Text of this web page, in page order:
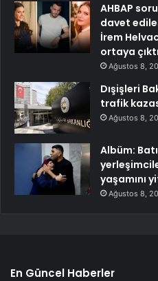
AHBAP
davet
İrem
ortaya çıktı
Ağustos 8,
Dışişleri
trafik
Ağustos 8,
Albüm:
yaşamını
Ağustos 8,
En Güncel Haberler